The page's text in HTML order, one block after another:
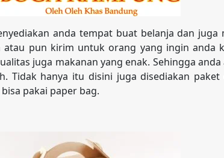
anda tempat buat belanja dan juga
pun kirim untuk orang yang ingin anda
juga makanan yang enak. Sehingga
Tidak hanya itu disini juga disediakan
pakai paper bag.